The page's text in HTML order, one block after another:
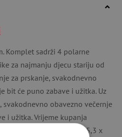
Komplet sadrži 4 polarne
za najmanju djecu stariju od
za prskanje, svakodnevno
bit će puno zabave i užitka. Uz
svakodnevno obavezno večernje
i užitka. Vrijeme kupanja
proizvoda: 5 x 5,3 x